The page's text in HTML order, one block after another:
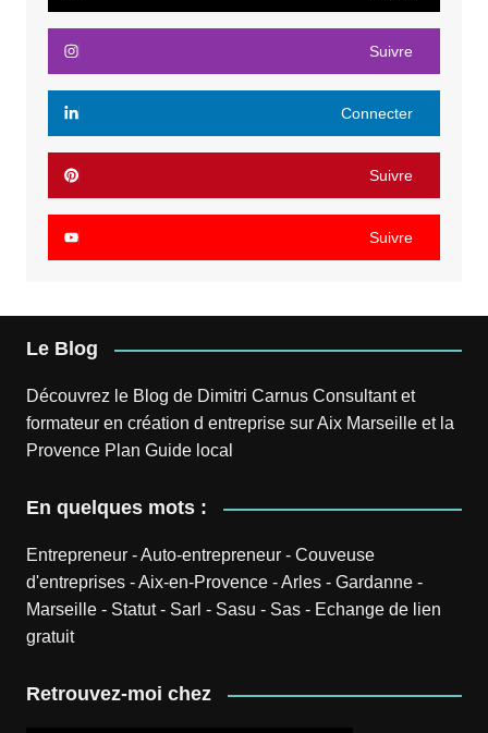
Suivre
Connecter
Suivre
Suivre
Le Blog
Découvrez le Blog de Dimitri CarnusConsultant et
formateur en création d entreprise sur Aix Marseille et la
Provence Plan Guide local
En quelques mots :
Entrepreneur-Auto-entrepreneur- Couveuse
d'entreprises-Aix-en-Provence-Arles- Gardanne-
Marseille- Statut- Sarl - Sasu - Sas- Echange de lien
gratuit
Retrouvez-moi chez